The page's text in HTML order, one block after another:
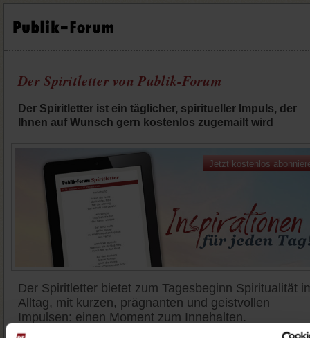
Der Spiritletter von Publik-Forum
Der Spiritletter ist ein täglicher, spiritueller Impuls, der
Ihnen auf Wunsch gern kostenlos zugemailt wird
Jetzt kostenlos
Der Spiritletter bietet zum Tagesbeginn Spiritualität
Alltag, mit kurzen, prägnanten und geistvollen
Impulsen: einen Moment zum Innehalten.